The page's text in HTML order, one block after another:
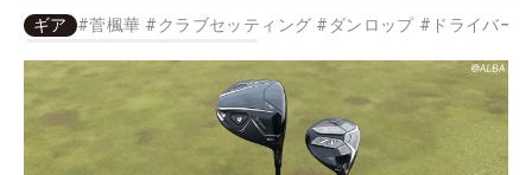
ギア #菅楓華 # クラブセッティング # ダンロップ # ドライバー